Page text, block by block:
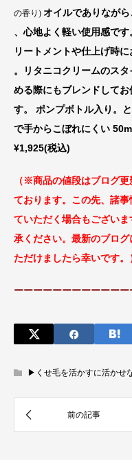
の香り) オイルでありなが
、心地よく軽い使用感です
リートメントや仕上げ時
。リタニコクリームのス
める際にもブレンドしてお
す。 ポンプボトル入り。
で手からこぼれにくい
¥1,925(税込)
（※商品の値段はブログ
ております。この先、諸事
ていただく場合もございま
承ください。最新のブロ
ただけましたら幸いです。
ーーーーーーーーーーー
▶︎くせ毛を活かすに活かせ